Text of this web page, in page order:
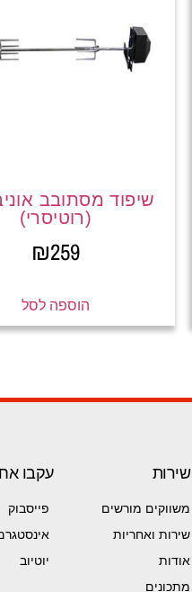
שיפוד מסתובב
(רוטיסרי)
₪259
הוספה לסל
שירות
משווקים מורשים
שירות ואחריות
אודות
מתכונים
עקבו
פייסבוק
יוטיוב